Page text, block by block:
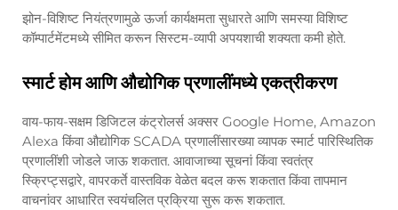
झोन-विशिष्ट नियंत्रणामुळे ऊर्जा कार्यक्षमता सुधारते आणि समस्या विशिष्ट
कॉम्पार्टमेंटमध्ये सीमित करून सिस्टम-व्यापी अपयशाची शक्यता कमी होते.
स्मार्ट होम आणि औद्योगिक प्रणालींमध्ये एकत्रीकरण
वाय-फाय-सक्षम डिजिटल कंट्रोलर्स अक्सर Google Home, Amazon
Alexa किंवा औद्योगिक SCADA प्रणालींसारख्या व्यापक स्मार्ट पारिस्थितिक
प्रणालींशी जोडले जाऊ शकतात. आवाजाच्या सूचनां किंवा स्वतंत्र
स्क्रिप्ट्सद्वारे, वापरकर्ते वास्तविक वेळेत बदल करू शकतात किंवा तापमान
वाचनांवर आधारित स्वयंचलित प्रक्रिया सुरू करू शकतात.